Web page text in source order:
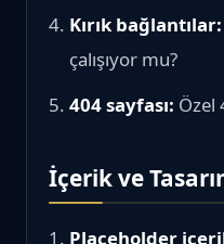
Kırık bağlantılar:
çalışıyor mu?
404 sayfası: Özel
İçerik ve
Placeholder